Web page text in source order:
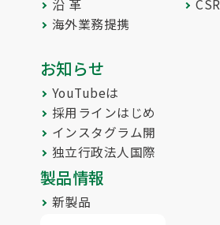
沿 革
海外業務提携
お知らせ
YouTubeは
採用ラインはじめ
インスタグラム開
独立行政法人国際
製品情報
新製品
CSR